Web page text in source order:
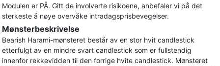
Modulen er PÅ. Gitt de involverte risikoene, anbefaler vi på det
sterkeste å nøye overvåke intradagsprisbevegelser.
Mønsterbeskrivelse
Bearish Harami-mønsteret består av en stor hvit candlestick
etterfulgt av en mindre svart candlestick som er fullstendig
innenfor rekkevidden til den forrige hvite candlestick. Mønsteret